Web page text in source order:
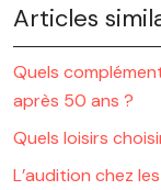
Articles
Quels
après 50 ans ?
Quels loisirs
L’audition chez